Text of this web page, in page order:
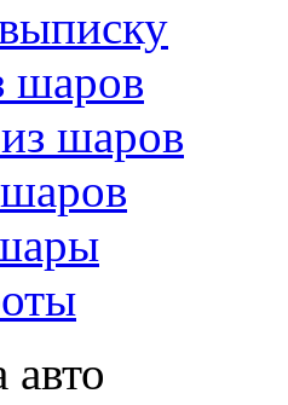
шаров
шаров